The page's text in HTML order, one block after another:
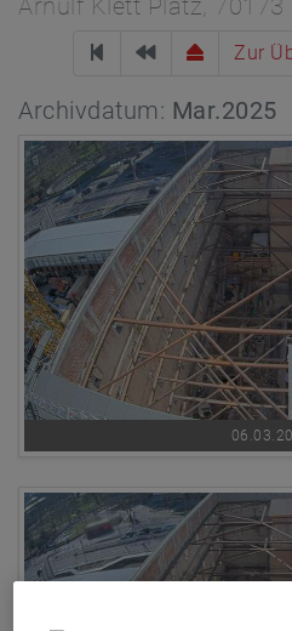
Arnulf Klett Platz,
Zur
Archivdatum: Mar.2025